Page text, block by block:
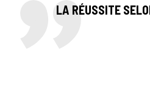
LA RÉUSSITE